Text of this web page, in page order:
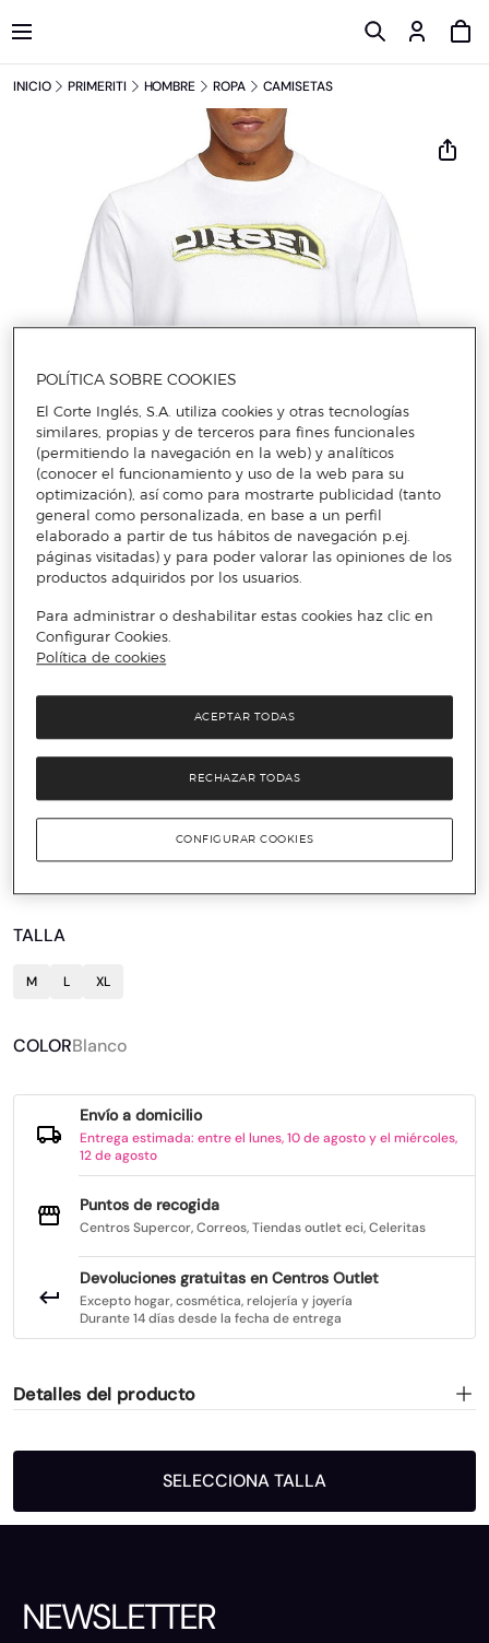
INICIO PRIMERITI HOMBRE ROPA CAMISETAS
️⚡ ÚLTIMAS UNIDADES
DIESEL
Camiseta manga corta de hombre
22 €55 €60%
TALLA
M L XL
COLORBlanco
Envío a domicilio
Entrega estimada: entre el lunes, 10 de agosto y el miércoles,
12 de agosto
Puntos de recogida
Centros Supercor, Correos, Tiendas outlet eci, Celeritas
Devoluciones gratuitas en Centros Outlet
Excepto hogar, cosmética, relojería y joyería
Durante 14 días desde la fecha de entrega
Detalles del producto
SELECCIONA TALLA
NEWSLETTER
POLÍTICA SOBRE COOKIES
El Corte Inglés, S.A. utiliza cookies y otras tecnologías
similares, propias y de terceros para fines funcionales
(permitiendo la navegación en la web) y analíticos
(conocer el funcionamiento y uso de la web para su
optimización), así como para mostrarte publicidad (tanto
general como personalizada, en base a un perfil
elaborado a partir de tus hábitos de navegación p.ej.
páginas visitadas) y para poder valorar las opiniones de los
productos adquiridos por los usuarios.
Para administrar o deshabilitar estas cookies haz clic en
Configurar Cookies.
Política de cookies
RECHAZAR TODAS
ACEPTAR TODAS
CONFIGURAR COOKIES